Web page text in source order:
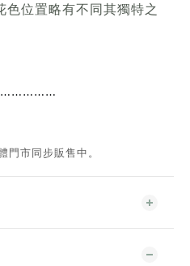
位置略有不同其獨特之
⋯⋯⋯⋯ ⋯⋯
門市同步販售中。